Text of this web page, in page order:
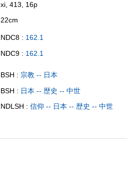
xi, 413, 16p
22cm
NDC8 : 162.1
NDC9 : 162.1
BSH : 宗教 -- 日本
BSH : 日本 -- 歴史 -- 中世
NDLSH : 信仰 -- 日本 -- 歴史 -- 中世